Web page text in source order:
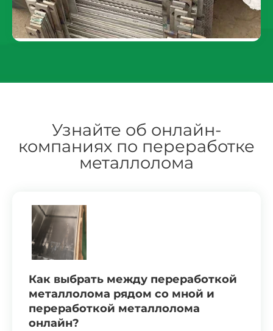
Узнайте об онлайн-
компаниях по переработке
металлолома
Как выбрать между переработкой
металлолома рядом со мной и
переработкой металлолома
онлайн?